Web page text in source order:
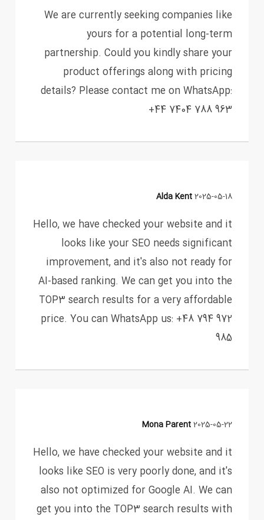
We are currently seeking companies like
yours for a potential long-term
partnership. Could you kindly share your
product offerings along with pricing
details? Please contact me on WhatsApp:
+44 7404 788 963
Alda Kent2025-05-18
Hello, we have checked your website and it
looks like your SEO needs significant
improvement, and it's also not ready for
AI-based ranking. We can get you into the
TOP3 search results for a very affordable
price. You can WhatsApp us: +48 794 972
985
Mona Parent2025-05-22
Hello, we have checked your website and it
looks like SEO is very poorly done, and it's
also not optimized for Google AI. We can
get you into the TOP3 search results with